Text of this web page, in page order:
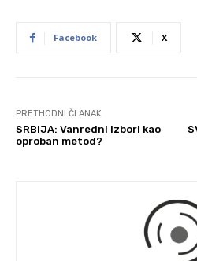
Facebook X
PRETHODNI ČLANAK
SRBIJA: Vanredni izbori kao
oproban metod?